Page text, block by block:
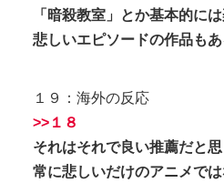
「暗殺教室」とか基本的に
悲しいエピソードの作品もあ
１９：海外の反応
>>１８
それはそれで良い推薦だと思
常に悲しいだけのアニメで